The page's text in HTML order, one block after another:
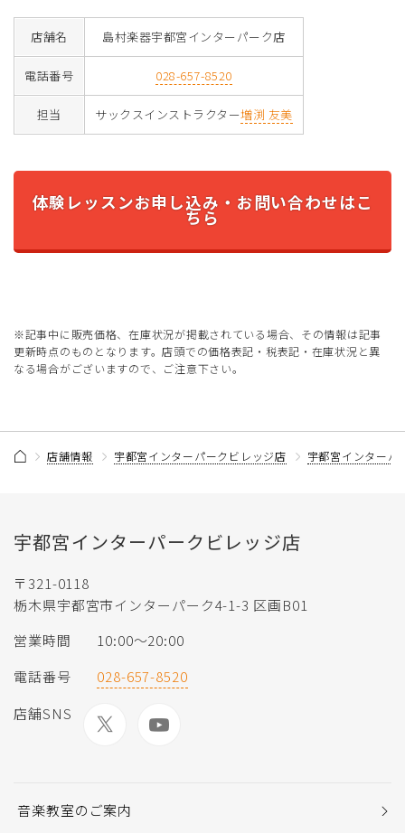
店舗名 島村楽器宇都宮インターパーク店
電話番号 028-657-8520
担当 サックスインストラクター増渕 友美
体験レッスンお申し込み・お問い合わせはこ
ちら
※記事中に販売価格、在庫状況が掲載されている場合、その情報は記事
更新時点のものとなります。店頭での価格表記・税表記・在庫状況と異
なる場合がございますので、ご注意下さい。
店舗情報 宇都宮インターパークビレッジ店 宇都宮インターパ
宇都宮インターパークビレッジ店
〒321-0118
栃木県宇都宮市インターパーク4-1-3 区画B01
営業時間
10:00〜20:00
電話番号
028-657-8520
店舗SNS
音楽教室のご案内